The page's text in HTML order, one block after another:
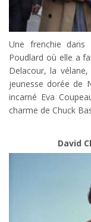
Une frenchie dans
Poudlard où elle a
Delacour, la
jeunesse dorée de
incarné Eva
charme de Chuck
David